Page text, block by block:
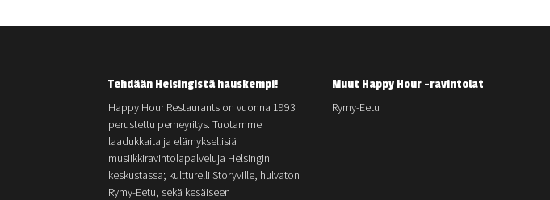
Tehdään Helsingistä hauskempi!
Happy Hour Restaurants on vuonna 1993
perustettu perheyritys. Tuotamme
laadukkaita ja elämyksellisiä
musiikkiravintolapalveluja Helsingin
keskustassa; kultturelli Storyville, hulvaton
Rymy-Eetu, sekä kesäiseen
Muut Happy Hour -ravintolat
Rymy-Eetu